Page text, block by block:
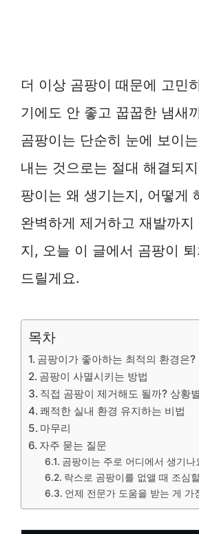
더 이상 곰팡이 때문에 고민
기에도 안 좋고 꿉꿉한 냄새
곰팡이는 단순히 눈에 보이
내는 것으로는 절대 해결되
팡이는 왜 생기는지, 어떻게
완벽하게 제거하고 재발까
지, 오늘 이 글에서 곰팡이
드릴게요.
목차
곰팡이가 좋아하는 최적의 환경은?
곰팡이 사멸시키는 방법
직접 곰팡이 제거해도 될까? 상황
쾌적한 실내 환경 유지하는 비법
마무리
자주 묻는 질문
곰팡이는 주로 어디에서 생기나
락스로 곰팡이를 없앨 때 조심
언제 전문가 도움을 받는 게 가